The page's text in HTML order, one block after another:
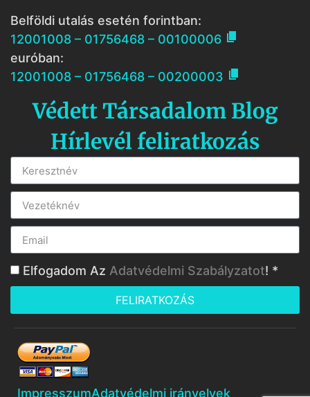
Belföldi utalás esetén forintban:
12001008 – 01756468 – 00100006 
euróban:
12001008 – 01756468 – 00200003 
Védett Társadalom Blog
Hírlevél feliratkozás
Elfogadom Az Adatvédelmi Szabályzatot! *
FELIRATKOZÁS
ImpresszumAdatvédelmi irányelvek